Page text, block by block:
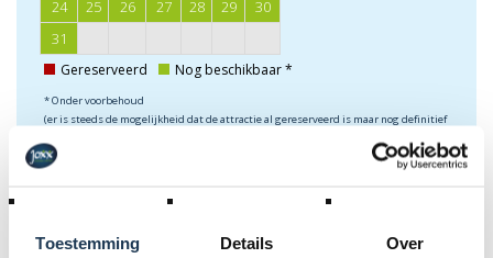
Toestemming Details Over
24 25 26 27 28 29
30
31
Gereserveerd Nog beschikbaar *
* Onder voorbehoud
(er is steeds de mogelijkheid dat de attractie al gereserveerd is maar nog definitief